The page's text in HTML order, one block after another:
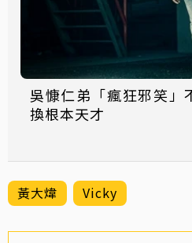
吳慷仁弟「瘋狂邪笑
換根本天才
黃大煒 Vicky